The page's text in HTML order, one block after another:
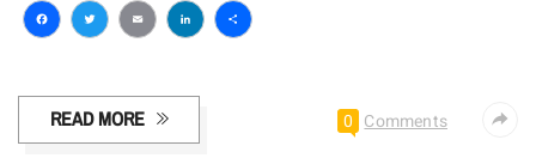
Facebook
Twitter
EmailLinkedIn
Share
READ MORE 0 Comments